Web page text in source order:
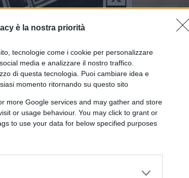
è la nostra priorità
tecnologie come i cookie per personalizzare
media e analizzare il nostro traffico.
di questa tecnologia. Puoi cambiare idea e
momento ritornando su questo sito
more Google services and may gather and store
or usage behaviour. You may click to grant or
to use your data for below specified purposes
Siamo
vendono